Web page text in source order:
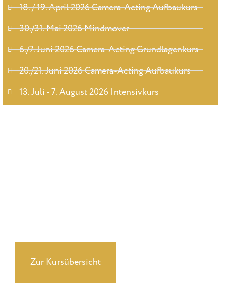
18. / 19. April 2026 Camera-Acting Aufbaukurs
30./31. Mai 2026 Mindmover
6./7. Juni 2026 Camera-Acting Grundlagenkurs
20./21. Juni 2026 Camera-Acting Aufbaukurs
13. Juli - 7. August 2026 Intensivkurs
Zur Kursübersicht